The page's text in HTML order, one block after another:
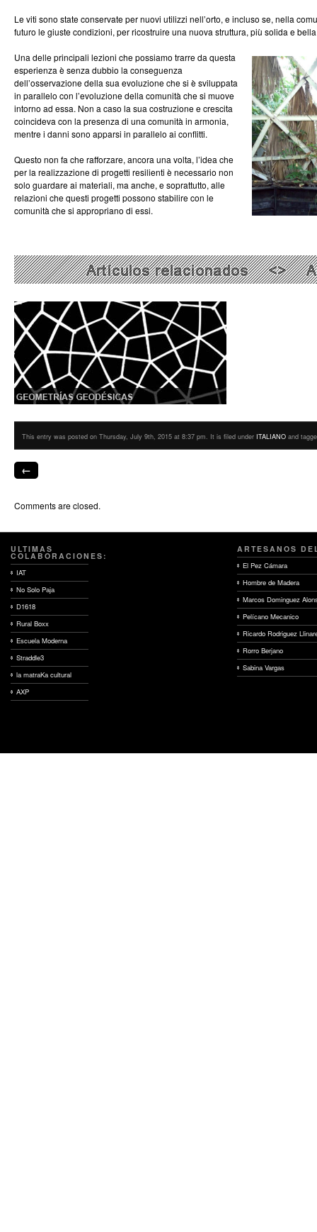
Le viti sono state conservate per nuovi utilizzi nell’orto, e incluso se, nella
futuro le giuste condizioni, per ricostruire una nuova struttura, più solida e
Una delle principali lezioni che possiamo trarre da questa
esperienza è senza dubbio la conseguenza
dell’osservazione della sua evoluzione che si è sviluppata
in parallelo con l’evoluzione della comunità che si muove
intorno ad essa. Non a caso la sua costruzione e crescita
coincideva con la presenza di una comunità in armonia,
mentre i danni sono apparsi in parallelo ai conflitti.
Questo non fa che rafforzare, ancora una volta, l’idea che
per la realizzazione di progetti resilienti è necessario non
solo guardare ai materiali, ma anche, e soprattutto, alle
relazioni che questi progetti possono stabilire con le
comunità che si appropriano di essi.
This entry was posted on Thursday, July 9th, 2015 at 8:37 pm. It is filed under ITALIANO and
←
Comments are closed.
ULTIMAS
COLABORACIONES:
IAT
No Solo Paja
D1618
Rural Boxx
Escuela Moderna
Straddle3
la matraKa cultural
AXP
ARTESANOS
El Pez Cámara
Hombre de Madera
Marcos Dominguez
Pelícano Mecanico
Ricardo Rodriguez
Rorro Berjano
Sabina Vargas